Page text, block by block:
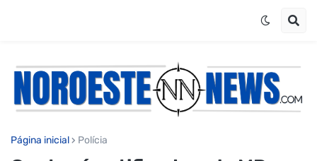
Página inicial Polícia